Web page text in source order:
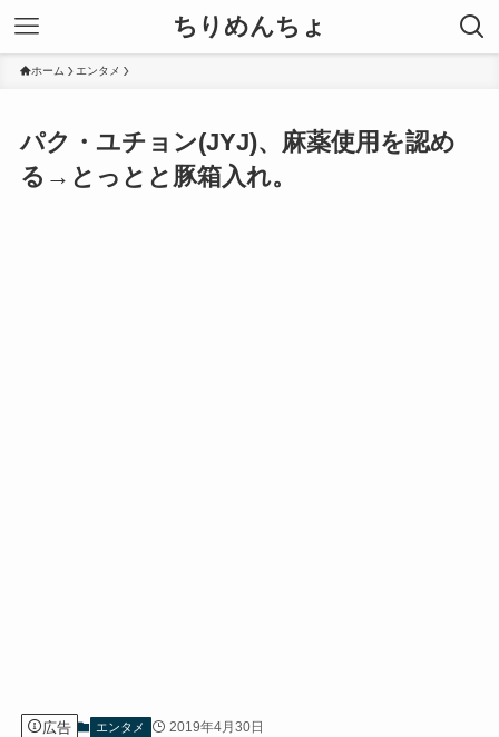
ちりめんちょ
ホーム エンタメ
パク・ユチョン(JYJ)、麻薬使用を認め
る→とっとと豚箱入れ。
広告 エンタメ 2019年4月30日